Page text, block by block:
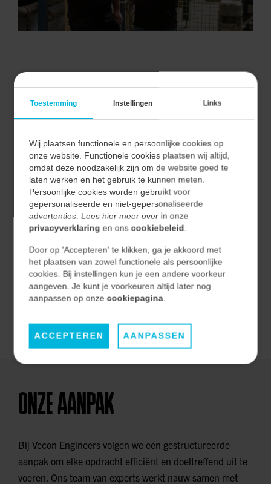
VAN ALLE MARKTEN THUIS.
Bij Vecon Engineers begrijpen we dat elke markt unieke
uitdagingen en kansen biedt.
Door nauwe samenwerking met onze klanten begrijpen
we hun unieke behoeften en vertalen we deze naar
effectieve en duurzame oplossingen.
onze oplossingen, maar ook hun relevantie en
effectiviteit op de lange termijn.
ONZE AANPAK
Bij Vecon Engineers volgen we een gestructureerde
aanpak om elke opdracht efficiënt en doeltreffend uit te
voeren. Ons team van experts werkt nauw samen met
Toestemming Instellingen Links
Wij plaatsen functionele en persoonlijke cookies op
onze website. Functionele cookies plaatsen wij altijd,
omdat deze noodzakelijk zijn om de website goed te
laten werken en het gebruik te kunnen meten.
Persoonlijke cookies worden gebruikt voor
gepersonaliseerde en niet-gepersonaliseerde
advertenties. Lees hier meer over in onze
privacyverklaring en onscookiebeleid.
Door op 'Accepteren' te klikken, ga je akkoord met
het plaatsen van zowel functionele als persoonlijke
cookies. Bij instellingen kun je een andere voorkeur
aangeven. Je kunt je voorkeuren altijd later nog
aanpassen op onzecookiepagina.
ACCEPTEREN AANPASSEN